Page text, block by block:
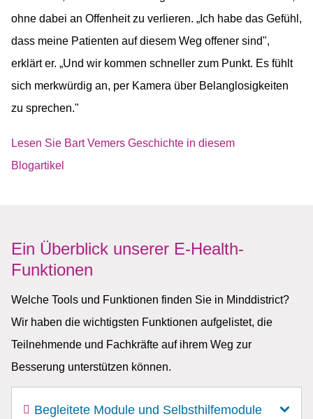
ohne dabei an Offenheit zu verlieren. „Ich habe das Gefühl,
dass meine Patienten auf diesem Weg offener sind",
erklärt er. „Und wir kommen schneller zum Punkt. Es fühlt
sich merkwürdig an, per Kamera über Belanglosigkeiten
zu sprechen."​
Lesen Sie Bart Vemers Geschichte in diesem
Blogartikel
Ein Überblick unserer E-Health-
Funktionen
Welche Tools und Funktionen finden Sie in Minddistrict?
Wir haben die wichtigsten Funktionen aufgelistet, die
Teilnehmende und Fachkräfte auf ihrem Weg zur
Besserung unterstützen können.
Begleitete Module und Selbsthilfemodule